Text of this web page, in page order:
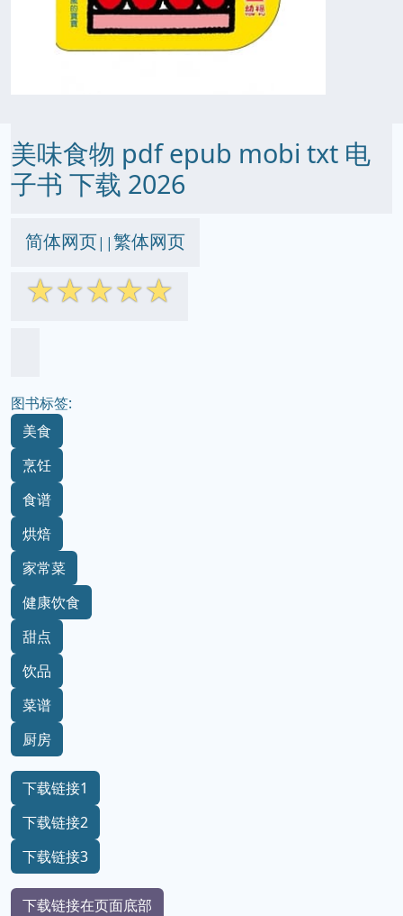
美味食物 pdf epub mobi txt 电
子书 下载 2026
简体网页||繁体网页
☆☆☆☆☆
图书标签:
美食
烹饪
食谱
烘焙
家常菜
健康饮食
甜点
饮品
菜谱
厨房
下载链接1
下载链接2
下载链接3
下载链接在页面底部